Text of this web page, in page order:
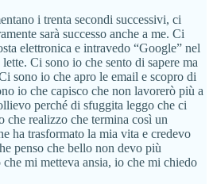
i trenta secondi successivi, ci
sarà successo anche a me. Ci
elettronica e intravedo “Google” nel
Ci sono io che sento di sapere ma
sono io che apro le email e scopro di
io che capisco che non lavorerò più a
perché di sfuggita leggo che ci
che realizzo che termina così un
ha trasformato la mia vita e credevo
penso che bello non devo più
mi metteva ansia, io che mi chiedo